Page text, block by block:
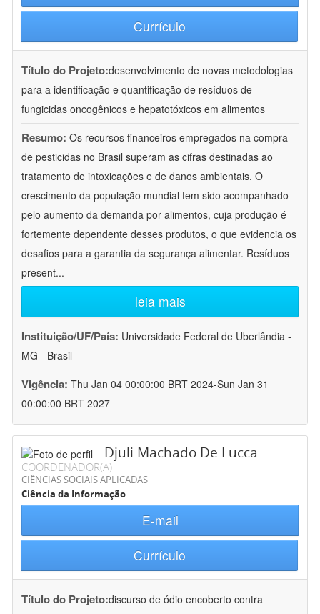
Currículo
Título do Projeto:desenvolvimento de novas metodologias
para a identificação e quantificação de resíduos de
fungicidas oncogênicos e hepatotóxicos em alimentos
Resumo: Os recursos financeiros empregados na compra
de pesticidas no Brasil superam as cifras destinadas ao
tratamento de intoxicações e de danos ambientais. O
crescimento da população mundial tem sido acompanhado
pelo aumento da demanda por alimentos, cuja produção é
fortemente dependente desses produtos, o que evidencia os
desafios para a garantia da segurança alimentar. Resíduos
present...
leia mais
Instituição/UF/País: Universidade Federal de Uberlândia -
MG - Brasil
Vigência: Thu Jan 04 00:00:00 BRT 2024-Sun Jan 31
00:00:00 BRT 2027
Djuli Machado De Lucca
COORDENADOR(A)
CIÊNCIAS SOCIAIS APLICADAS
Ciência da Informação
E-mail
Currículo
Título do Projeto:discurso de ódio encoberto contra